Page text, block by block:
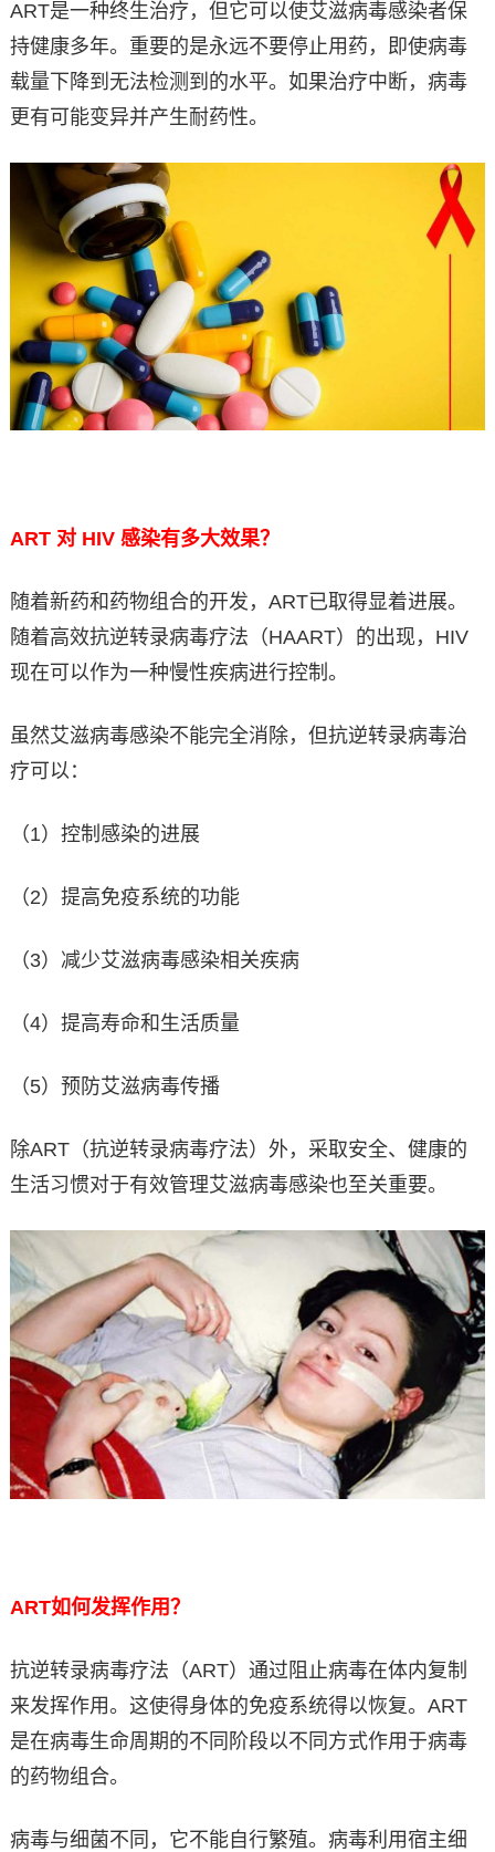
ART是一种终生治疗，但它可以使艾滋病毒感染者保
持健康多年。重要的是永远不要停止用药，即使病毒
载量下降到无法检测到的水平。如果治疗中断，病毒
更有可能变异并产生耐药性。
ART 对 HIV 感染有多大效果？
随着新药和药物组合的开发，ART已取得显着进展。
随着高效抗逆转录病毒疗法（HAART）的出现，HIV
现在可以作为一种慢性疾病进行控制。
虽然艾滋病毒感染不能完全消除，但抗逆转录病毒治
疗可以：
（1）控制感染的进展
（2）提高免疫系统的功能
（3）减少艾滋病毒感染相关疾病
（4）提高寿命和生活质量
（5）预防艾滋病毒传播
除ART（抗逆转录病毒疗法）外，采取安全、健康的
生活习惯对于有效管理艾滋病毒感染也至关重要。
ART如何发挥作用？
抗逆转录病毒疗法（ART）通过阻止病毒在体内复制
来发挥作用。这使得身体的免疫系统得以恢复。ART
是在病毒生命周期的不同阶段以不同方式作用于病毒
的药物组合。
病毒与细菌不同，它不能自行繁殖。病毒利用宿主细